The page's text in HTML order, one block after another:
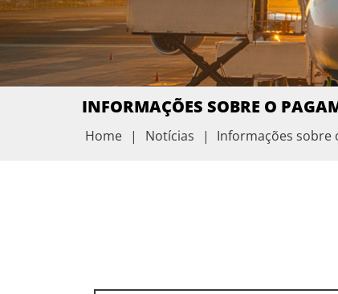
INFORMAÇÕES SOBRE O
Home | Notícias | Informações sobre